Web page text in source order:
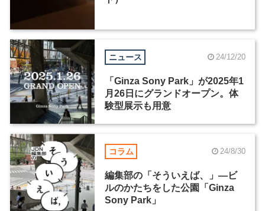
ニュース 24/12/20
「Ginza Sony Park」が2025年1
月26日にグランドオープン。体
験型展示も用意
コラム 24/8/30
編集部の「そういえば、」―ビ
ルのかたちをした公園「Ginza
Sony Park」